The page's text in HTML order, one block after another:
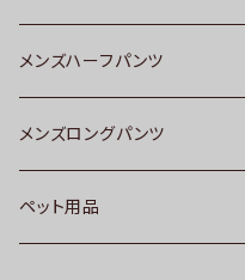
メンズハーフパンツ
メンズロングパンツ
ペット用品